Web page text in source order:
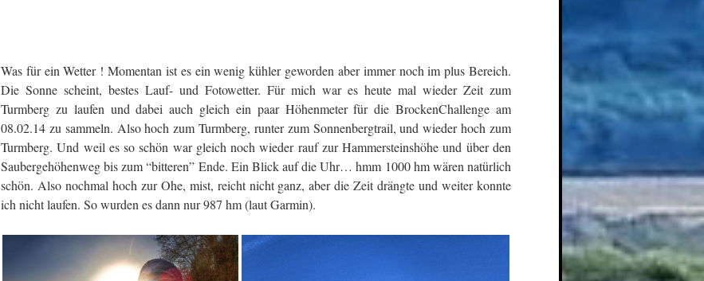
Was für ein Wetter ! Momentan ist es ein wenig kühler geworden aber immer noch im plus Bereich.
Die Sonne scheint, bestes Lauf- und Fotowetter. Für mich war es heute mal wieder Zeit zum
Turmberg zu laufen und dabei auch gleich ein paar Höhenmeter für die BrockenChallenge am
08.02.14 zu sammeln. Also hoch zum Turmberg, runter zum Sonnenbergtrail, und wieder hoch zum
Turmberg. Und weil es so schön war gleich noch wieder rauf zur Hammersteinshöhe und über den
Saubergehöhenweg bis zum “bitteren” Ende. Ein Blick auf die Uhr… hmm 1000 hm wären natürlich
schön. Also nochmal hoch zur Ohe, mist, reicht nicht ganz, aber die Zeit drängte und weiter konnte
ich nicht laufen. So wurden es dann nur 987 hm (laut Garmin).